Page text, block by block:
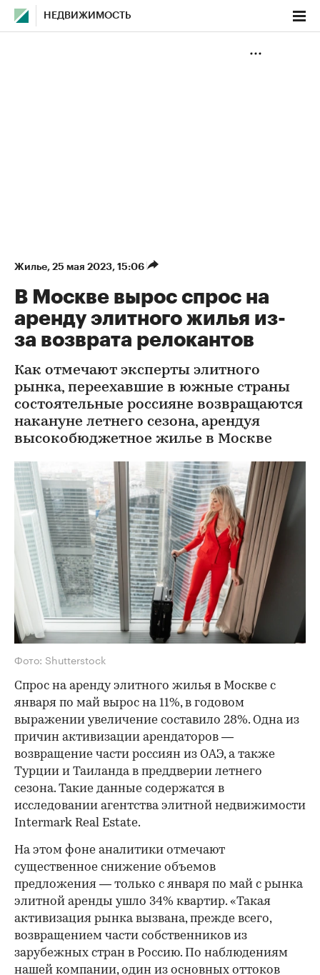
НЕДВИЖИМОСТЬ
Жилье⁠, 25 мая 2023, 15:06
В Москве вырос спрос на
аренду элитного жилья из-
за возврата релокантов
Как отмечают эксперты элитного
рынка, переехавшие в южные страны
состоятельные россияне возвращаются
накануне летнего сезона, арендуя
высокобюджетное жилье в Москве
Фото: Shutterstock
Спрос на аренду элитного жилья в Москве с
января по май вырос на 11%, в годовом
выражении увеличение составило 28%. Одна из
причин активизации арендаторов —
возвращение части россиян из ОАЭ, а также
Турции и Таиланда в преддверии летнего
сезона. Такие данные содержатся в
исследовании агентства элитной недвижимости
Intermark Real Estate.
На этом фоне аналитики отмечают
существенное снижение объемов
предложения — только с января по май с рынка
элитной аренды ушло 34% квартир. «Такая
активизация рынка вызвана, прежде всего,
возвращением части собственников из
зарубежных стран в Россию. По наблюдениям
нашей компании, один из основных оттоков